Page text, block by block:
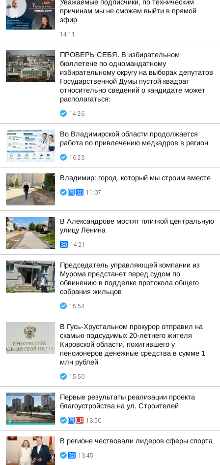
Уважаемые подписчики, по техническим
причинам мы не сможем выйти в прямой
эфир
14:11
ПРОВЕРЬ СЕБЯ. В избирательном
бюллетене по одномандатному
избирательному округу на выборах депутатов
Государственной Думы пустой квадрат
относительно сведений о кандидате может
располагаться:
14:26
Во Владимирской области продолжается
работа по привлечению медкадров в регион
16:23
Владимир: город, который мы строим вместе
11:07
В Александрове мостят плиткой центральную
улицу Ленина
14:21
Председатель управляющей компании из
Мурома предстанет перед судом по
обвинению в подделке протокола общего
собрания жильцов
15:54
В Гусь-Хрустальном прокурор отправил на
скамью подсудимых 20-летнего жителя
Кировской области, похитившего у
пенсионеров денежные средства в сумме 1
млн рублей
15:50
Первые результаты реализации проекта
благоустройства на ул. Строителей
13:50
В регионе чествовали лидеров сферы спорта
13:45